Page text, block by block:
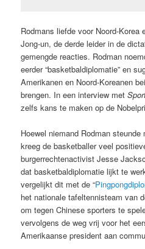
Rodmans liefde voor Noord-
Jong-un, de derde leider in de
gemengde reacties. Rodman
eerder “basketbaldiplomatie” en
Amerikanen en Noord-Koreanen
brengen. In een interview met
zelfs kans te maken op de
Hoewel niemand Rodman
kreeg de basketballer veel
burgerrechtenactivist Jesse
dat basketbaldiplomatie lijkt te
vergelijkt dit met de “
het nationale tafeltennisteam van
om tegen Chinese sporters te
vervolgens de weg vrij voor het
Amerikaanse president aan